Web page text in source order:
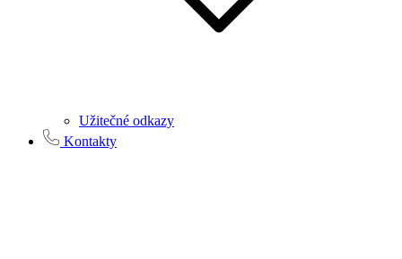
Užitečné odkazy
Kontakty